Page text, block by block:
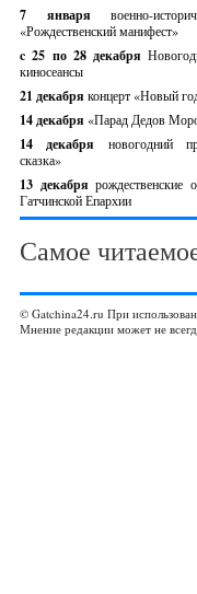
7 январявоенно-
«Рождественский манифест»
c 25 по 28 декабря
киносеансы
21 декабря концерт «Новый
14 декабря «Парад Дедов
14 декабря новогодний
сказка»
13 декабрярождественские
Гатчинской Епархии
Самое
© Gatchina24.ru При
Мнение редакции может не